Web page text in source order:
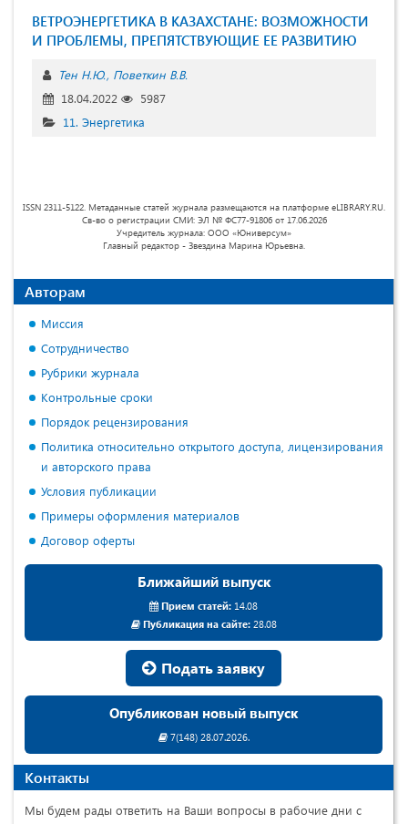
ВЕТРОЭНЕРГЕТИКА В КАЗАХСТАНЕ: ВОЗМОЖНОСТИ
И ПРОБЛЕМЫ, ПРЕПЯТСТВУЮЩИЕ ЕЕ РАЗВИТИЮ
Тен Н.Ю. Поветкин В.В.
18.04.2022
5987
11. Энергетика
ISSN 2311-5122. Метаданные статей журнала размещаются на платформе eLIBRARY.RU.
Св-во о регистрации СМИ: ЭЛ № ФС77-91806 от 17.06.2026
Учредитель журнала: ООО «Юниверсум»
Главный редактор - Звездина Марина Юрьевна.
Авторам
Миссия
Сотрудничество
Рубрики журнала
Контрольные сроки
Порядок рецензирования
Политика относительно открытого доступа, лицензирования
и авторского права
Условия публикации
Примеры оформления материалов
Договор оферты
Ближайший выпуск
Прием статей: 14.08
Публикация на сайте:28.08
Подать заявку
Опубликован новый выпуск
7(148) 28.07.2026.
Контакты
Мы будем рады ответить на Ваши вопросы в рабочие дни с